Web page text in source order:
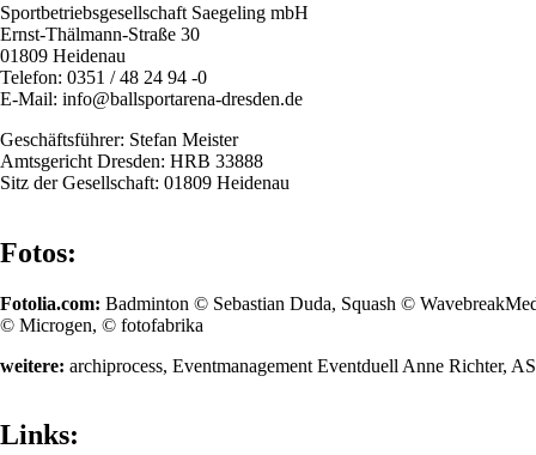
Sportbetriebsgesellschaft Saegeling mbH
Ernst-Thälmann-Straße 30
01809 Heidenau
Telefon: 0351 / 48 24 94 -0
E-Mail: info@ballsportarena-dresden.de
Geschäftsführer: Stefan Meister
Amtsgericht Dresden: HRB 33888
Sitz der Gesellschaft: 01809 Heidenau
Fotos:
Fotolia.com: Badminton © Sebastian Duda, Squash ©
© Microgen, © fotofabrika
weitere: archiprocess, Eventmanagement Eventduell Anne Richter,
Links: